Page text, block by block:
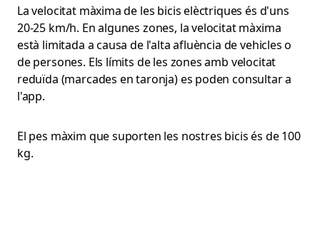
La velocitat màxima de les bicis elèctriques és d'uns
20-25 km/h. En algunes zones, la velocitat màxima
està limitada a causa de l'alta afluència de vehicles o
de persones. Els límits de les zones amb velocitat
reduïda (marcades en taronja) es poden consultar a
l'app.
El pes màxim que suporten les nostres bicis és de 100
kg.